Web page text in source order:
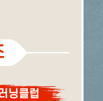
닝클럽